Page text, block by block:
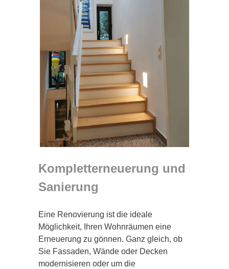
Kompletterneuerung und
Sanierung
Eine Renovierung ist die ideale
Möglichkeit, Ihren Wohnräumen eine
Erneuerung zu gönnen. Ganz gleich, ob
Sie Fassaden, Wände oder Decken
modernisieren oder um die